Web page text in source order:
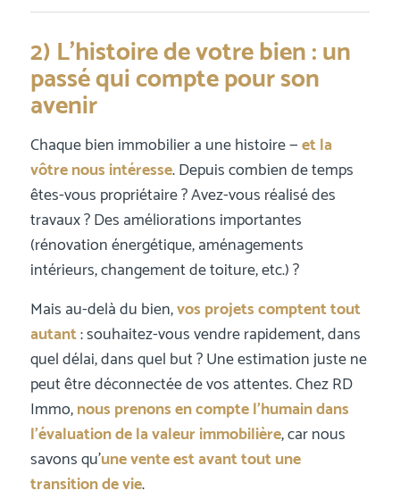
2) L’histoire de votre bien : un
passé qui compte pour son
avenir
Chaque bien immobilier a une histoire —et la
vôtre nous intéresse. Depuis combien de temps
êtes-vous propriétaire ? Avez-vous réalisé des
travaux ? Des améliorations importantes
(rénovation énergétique, aménagements
intérieurs, changement de toiture, etc.) ?
Mais au-delà du bien,vos projets comptent tout
autant: souhaitez-vous vendre rapidement, dans
quel délai, dans quel but ? Une estimation juste ne
peut être déconnectée de vos attentes. Chez RD
Immo,nous prenons en compte l’humain dans
l’évaluation de la valeur immobilière, car nous
savons qu’une vente est avant tout une
transition de vie.